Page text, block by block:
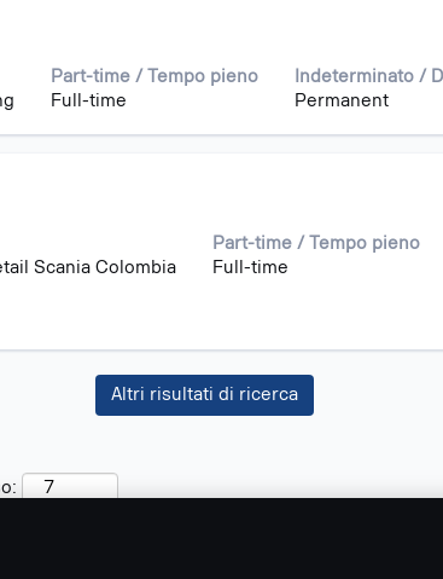
Part-time / Tempo pieno
Full-time
Indeterminato /
Permanent
Scania Colombia
Part-time / Tempo pieno
Full-time
Altri risultati di ricerca